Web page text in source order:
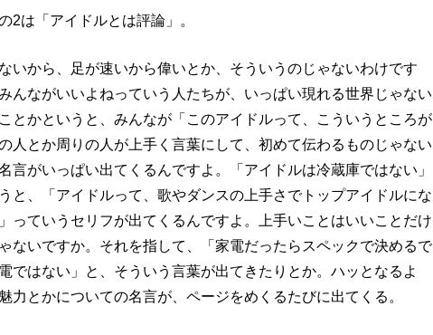
2は「アイドルとは評論」。
いから、足が速いから偉いとか、そういうのじゃないわけです
んながいいよねっていう人たちが、いっぱい現れる世界じゃない
とかというと、みんなが「このアイドルって、こういうところが
人とか周りの人が上手く言葉にして、初めて伝わるものじゃない
言がいっぱい出てくるんですよ。「アイドルは冷蔵庫ではない」
と、「アイドルって、歌やダンスの上手さでトップアイドルにな
っていうセリフが出てくるんですよ。上手いことはいいことだけ
ないですか。それを指して、「家電だったらスペックで決めるで
ではない」と、そういう言葉が出てきたりとか。ハッとなるよ
力とかについての名言が、ページをめくるたびに出てくる。